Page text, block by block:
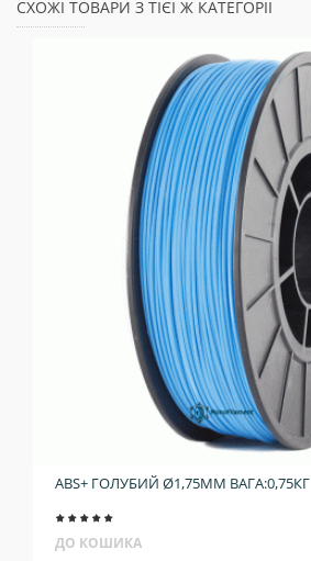
СХОЖІ ТОВАРИ З ТІЄЇ Ж КАТЕГОРІЇ
ABS+ ГОЛУБИЙ Ø1,75ММ ВАГА:0,75КГ
ДО КОШИКА